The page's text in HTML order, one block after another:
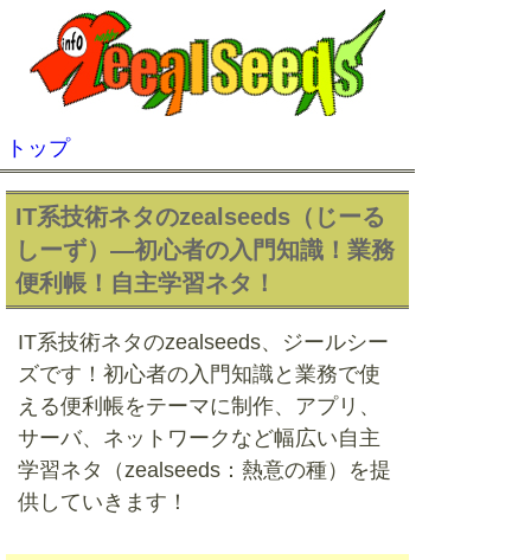
トップ
IT系技術ネタのzealseeds（じーる
しーず）―初心者の入門知識！業務
便利帳！自主学習ネタ！
IT系技術ネタのzealseeds、ジールシー
ズです！初心者の入門知識と業務で使
える便利帳をテーマに制作、アプリ、
サーバ、ネットワークなど幅広い自主
学習ネタ（zealseeds：熱意の種）を提
供していきます！